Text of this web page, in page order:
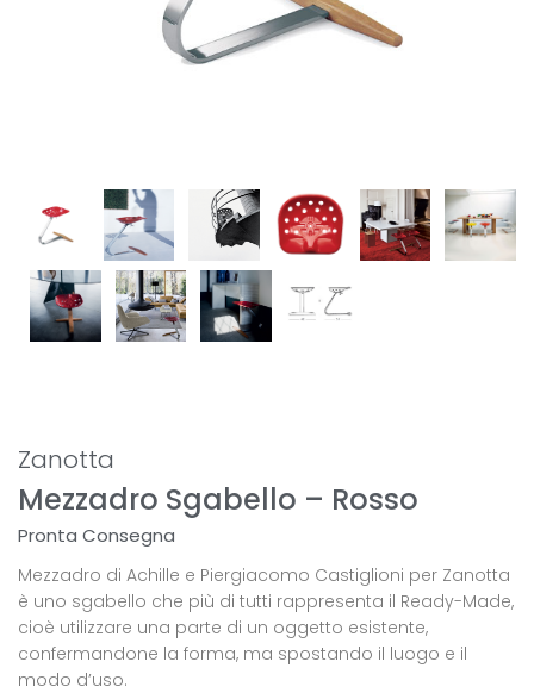
Zanotta
Mezzadro Sgabello – Rosso
Pronta Consegna
Mezzadro di Achille e Piergiacomo Castiglioni per Zanotta
è uno sgabello che più di tutti rappresenta il Ready-Made,
cioè utilizzare una parte di un oggetto esistente,
confermandone la forma, ma spostando il luogo e il
modo d’uso.